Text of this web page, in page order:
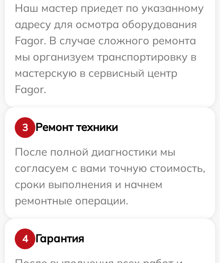
Наш мастер приедет по указанному
адресу для осмотра оборудования
Fagor. В случае сложного ремонта
мы организуем транспортировку в
мастерскую в сервисный центр
Fagor.
3
Ремонт техники
После полной диагностики мы
согласуем с вами точную стоимость,
сроки выполнения и начнем
ремонтные операции.
4
Гарантия